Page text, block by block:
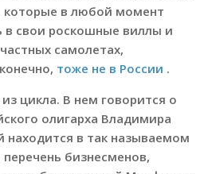
которые в любой момент
в свои роскошные виллы и
самолетах,
тоже не в России .
цикла. В нем говорится о
олигарха Владимира
находится в так называемом
перечень бизнесменов,